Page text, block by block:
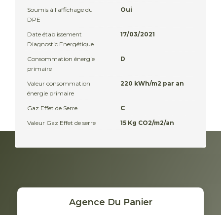
Soumis à l'affichage du
DPE
Oui
Date établissement
Diagnostic Energétique
17/03/2021
Consommation énergie
primaire
D
Valeur consommation
énergie primaire
220 kWh/m2 par an
Gaz Effet de Serre
C
Valeur Gaz Effet de serre
15 Kg CO2/m2/an
Agence Du Panier